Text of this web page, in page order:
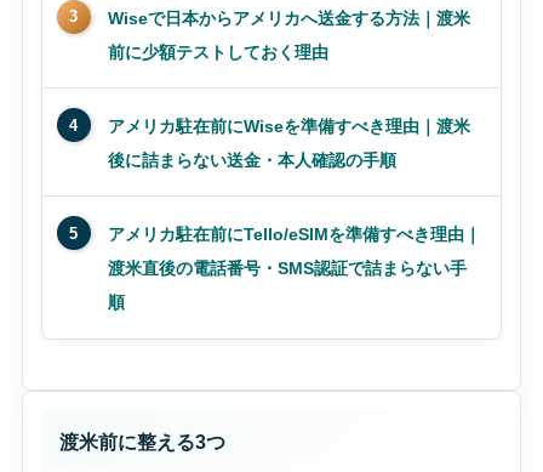
3
Wiseで日本からアメリカへ送金する方法｜渡米
前に少額テストしておく理由
4
アメリカ駐在前にWiseを準備すべき理由｜渡米
後に詰まらない送金・本人確認の手順
5
アメリカ駐在前にTello/eSIMを準備すべき理由｜
渡米直後の電話番号・SMS認証で詰まらない手
順
渡米前に整える3つ